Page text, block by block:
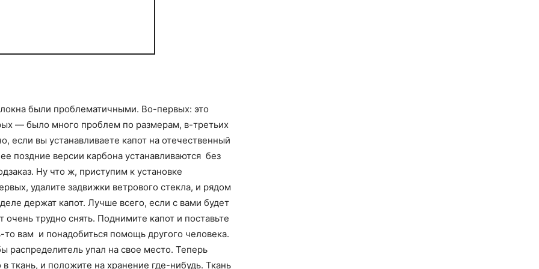
были проблематичными. Во-первых: это
— было много проблем по размерам, в-третьих
если вы устанавливаете капот на отечественный
поздние версии карбона устанавливаются без
Ну что ж, приступим к установке
удалите задвижки ветрового стекла, и рядом
держат капот. Лучше всего, если с вами будет
трудно снять. Поднимите капот и поставьте
то вам и понадобиться помощь другого человека.
распределитель упал на свое место. Теперь
в ткань, и положите на хранение где-нибудь. Ткань